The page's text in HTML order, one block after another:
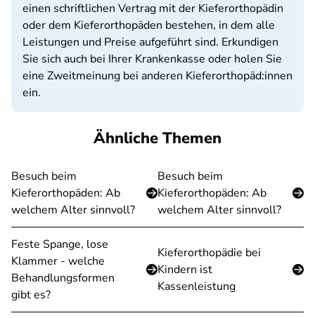
einen schriftlichen Vertrag mit der Kieferorthopädin
oder dem Kieferorthopäden bestehen, in dem alle
Leistungen und Preise aufgeführt sind. Erkundigen
Sie sich auch bei Ihrer Krankenkasse oder holen Sie
eine Zweitmeinung bei anderen Kieferorthopäd:innen
ein.
Ähnliche Themen
Besuch beim
Kieferorthopäden: Ab
welchem Alter sinnvoll?
Besuch beim
Kieferorthopäden: Ab
welchem Alter sinnvoll?
Feste Spange, lose
Klammer - welche
Behandlungsformen
gibt es?
Kieferorthopädie bei
Kindern ist
Kassenleistung